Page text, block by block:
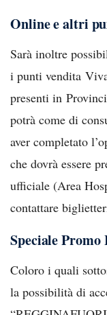
Online e altri
Sarà inoltre
i punti vendita
presenti in
potrà come di
aver completato
che dovrà essere
ufficiale (Area
contattare
Speciale
Coloro i quali
la possibilità di